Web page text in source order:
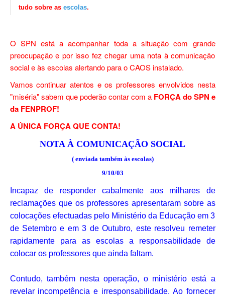
tudo sobre as escolas.
O SPN está a acompanhar toda a situação com grande
preocupação e por isso fez chegar uma nota à comunicação
social e às escolas alertando para o CAOS instalado.
Vamos continuar atentos e os professores envolvidos nesta
"miséria" sabem que poderão contar com a FORÇA do SPN e
da FENPROF!
A ÚNICA FORÇA QUE CONTA!
NOTA À COMUNICAÇÃO SOCIAL
( enviada também às escolas)
9/10/03
Incapaz de responder cabalmente aos milhares de
reclamações que os professores apresentaram sobre as
colocações efectuadas pelo Ministério da Educação em 3
de Setembro e em 3 de Outubro, este resolveu remeter
rapidamente para as escolas a responsabilidade de
colocar os professores que ainda faltam.
Contudo, também nesta operação, o ministério está a
revelar incompetência e irresponsabilidade. Ao fornecer